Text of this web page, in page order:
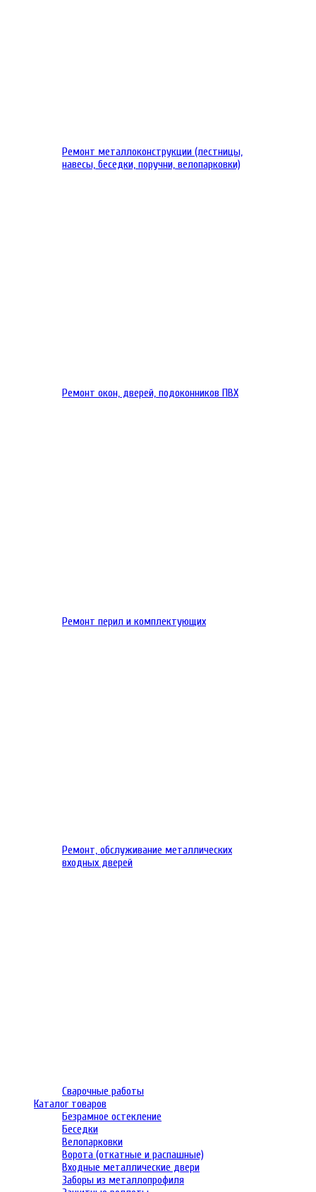
Ремонт металлоконструкции (лестницы,
навесы, беседки, поручни, велопарковки)
Ремонт окон, дверей, подоконников ПВХ
Ремонт перил и комплектующих
Ремонт, обслуживание металлических
входных дверей
Сварочные работы
Каталог товаров
Безрамное остекление
Беседки
Велопарковки
Ворота (откатные и распашные)
Входные металлические двери
Заборы из металлопрофиля